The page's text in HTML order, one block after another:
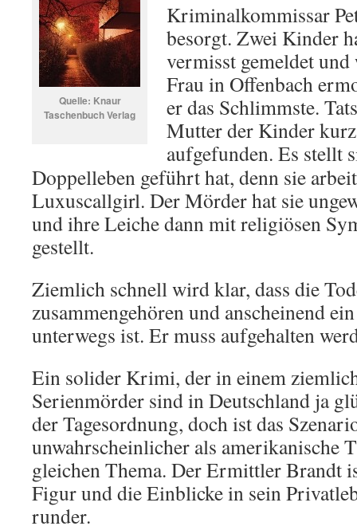
Quelle: Knaur
Taschenbuch Verlag
Kriminalkommissar
besorgt. Zwei Kinder
vermisst gemeldet
Frau in Offenbach
er das Schlimmste.
Mutter der Kinder
aufgefunden. Es stellt
Doppelleben geführt hat, denn sie
Luxuscallgirl. Der Mörder hat sie
und ihre Leiche dann mit religiösen
gestellt.
Ziemlich schnell wird klar, dass die
zusammengehören und anscheinend
unterwegs ist. Er muss aufgehalten
Ein solider Krimi, der in einem
Serienmörder sind in Deutschland ja
der Tagesordnung, doch ist das
unwahrscheinlicher als amerikanische
gleichen Thema. Der Ermittler Brandt
Figur und die Einblicke in sein
runder.